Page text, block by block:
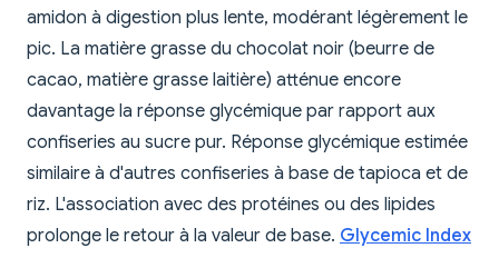
amidon à digestion plus lente, modérant légèrement le
pic. La matière grasse du chocolat noir (beurre de
cacao, matière grasse laitière) atténue encore
davantage la réponse glycémique par rapport aux
confiseries au sucre pur. Réponse glycémique estimée
similaire à d'autres confiseries à base de tapioca et de
riz. L'association avec des protéines ou des lipides
prolonge le retour à la valeur de base. Glycemic Index